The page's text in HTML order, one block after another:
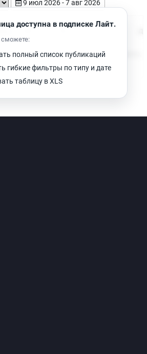
9 июл 2026 - 7 авг 2026
Время чтения
Попробуйте изменить фильтр.
доступна в подписке Лайт.
полный список публикаций
гибкие фильтры по типу и дате
таблицу в XLS